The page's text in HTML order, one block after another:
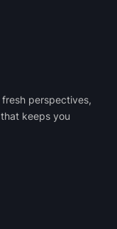
perspectives,
keeps you